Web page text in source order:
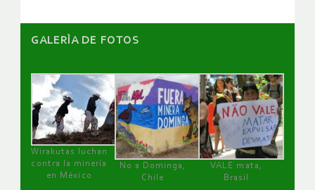
GALERÌA DE FOTOS
Wirakutas luchan
contra la minería
en México
No a Dominga,
Chile
VALE mata,
Brasil